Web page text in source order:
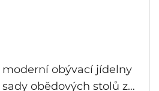
moderní obývací jídelny
obědových stolů z